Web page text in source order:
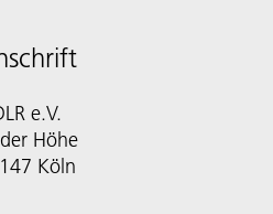
e.V.
Höhe
Köln